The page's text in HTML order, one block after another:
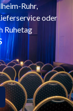
Ruhr,
oder
Ruhetag